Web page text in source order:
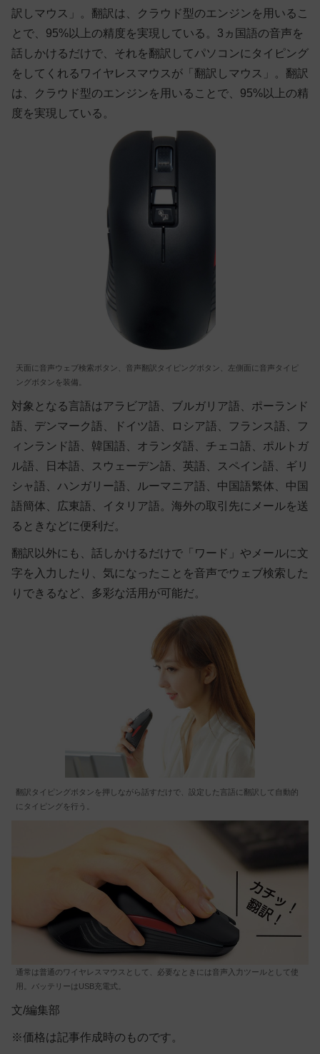
訳しマウス」。翻訳は、クラウド型のエンジンを用いるこ
とで、95%以上の精度を実現している。3ヵ国語の音声を
話しかけるだけで、それを翻訳してパソコンにタイピング
をしてくれるワイヤレスマウスが「翻訳しマウス」。翻訳
は、クラウド型のエンジンを用いることで、95%以上の精
度を実現している。
天面に音声ウェブ検索ボタン、音声翻訳タイピングボタン、左側面に音声タイピ
ングボタンを装備。
対象となる言語はアラビア語、ブルガリア語、ポーランド
語、デンマーク語、ドイツ語、ロシア語、フランス語、フ
ィンランド語、韓国語、オランダ語、チェコ語、ポルトガ
ル語、日本語、スウェーデン語、英語、スペイン語、ギリ
シャ語、ハンガリー語、ルーマニア語、中国語繁体、中国
語簡体、広東語、イタリア語。海外の取引先にメールを送
るときなどに便利だ。
翻訳以外にも、話しかけるだけで「ワード」やメールに文
字を入力したり、気になったことを音声でウェブ検索した
りできるなど、多彩な活用が可能だ。
翻訳タイピングボタンを押しながら話すだけで、設定した言語に翻訳して自動的
にタイピングを行う。
通常は普通のワイヤレスマウスとして、必要なときには音声入力ツールとして使
用。バッテリーはUSB充電式。
文/編集部
※価格は記事作成時のものです。